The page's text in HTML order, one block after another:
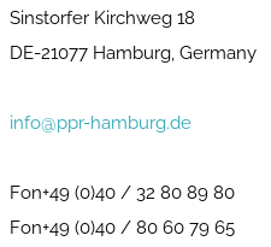
Sinstorfer Kirchweg 18
DE-21077 Hamburg, Germany
info@ppr-hamburg.de
Fon+49 (0)40 / 32 80 89 80
Fon+49 (0)40 / 80 60 79 65